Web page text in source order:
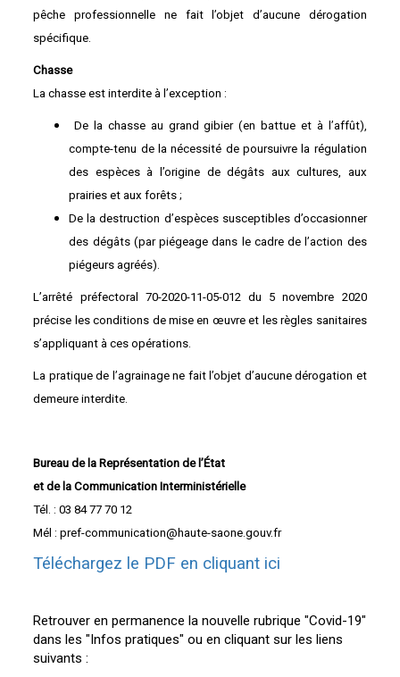
pêche professionnelle ne fait l’objet d’aucune dérogation
spécifique.
Chasse
La chasse est interdite à l’exception :
De la chasse au grand gibier (en battue et à l’affût),
compte-tenu de la nécessité de poursuivre la régulation
des espèces à l’origine de dégâts aux cultures, aux
prairies et aux forêts ;
De la destruction d’espèces susceptibles d’occasionner
des dégâts (par piégeage dans le cadre de l’action des
piégeurs agréés).
L’arrêté préfectoral 70-2020-11-05-012 du 5 novembre 2020
précise les conditions de mise en œuvre et les règles sanitaires
s’appliquant à ces opérations.
La pratique de l’agrainage ne fait l’objet d’aucune dérogation et
demeure interdite.
Bureau de la Représentation de l’État
et de la Communication Interministérielle
Tél. : 03 84 77 70 12
Mél : pref-communication@haute-saone.gouv.fr
Téléchargez le PDF en cliquant ici
Retrouver en permanence la nouvelle rubrique "Covid-19"
dans les "Infos pratiques" ou en cliquant sur les liens
suivants :